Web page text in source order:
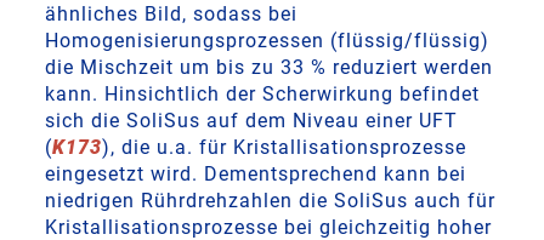
ähnliches Bild, sodass bei
Homogenisierungsprozessen (flüssig/flüssig)
die Mischzeit um bis zu 33 % reduziert werden
kann. Hinsichtlich der Scherwirkung befindet
sich die SoliSus auf dem Niveau einer UFT
(K173), die u.a. für Kristallisationsprozesse
eingesetzt wird. Dementsprechend kann bei
niedrigen Rührdrehzahlen die SoliSus auch für
Kristallisationsprozesse bei gleichzeitig hoher